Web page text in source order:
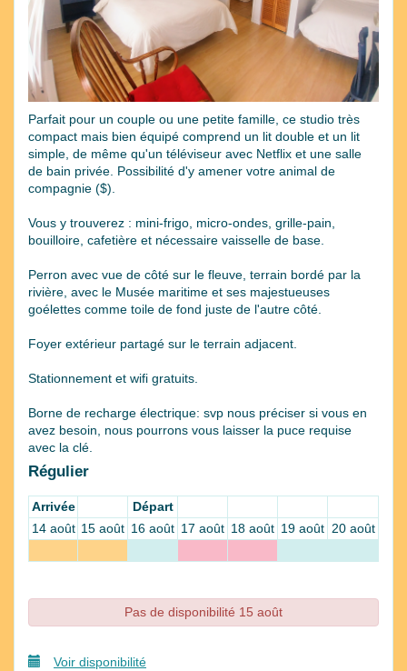
Parfait pour un couple ou une petite famille, ce studio très
compact mais bien équipé comprend un lit double et un lit
simple, de même qu'un téléviseur avec Netflix et une salle
de bain privée. Possibilité d'y amener votre animal de
compagnie ($).
Vous y trouverez : mini-frigo, micro-ondes, grille-pain,
bouilloire, cafetière et nécessaire vaisselle de base.
Perron avec vue de côté sur le fleuve, terrain bordé par la
rivière, avec le Musée maritime et ses majestueuses
goélettes comme toile de fond juste de l'autre côté.
Foyer extérieur partagé sur le terrain adjacent.
Stationnement et wifi gratuits.
Borne de recharge électrique: svp nous préciser si vous en
avez besoin, nous pourrons vous laisser la puce requise
avec la clé.
Régulier
Arrivée
Départ
14 août 15 août 16 août 17 août 18 août 19 août 20 août
Pas de disponibilité 15 août
Voir disponibilité